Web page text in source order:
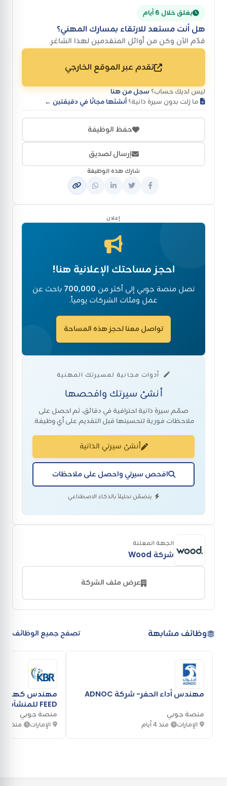
يغلق خلال 6 أيام
هل أنت مستعد للارتقاء بمسارك المهني؟
قدّم الآن وكن من أوائل المتقدمين لهذا الشاغر.
تقدم عبر الموقع الخارجي
ليس لديك حساب؟سجل من هنا
ما زلت بدون سيرة ذاتية؟ أنشئها مجانًا في دقيقتين ←
حفظ الوظيفة
إرسال لصديق
شارك هذه الوظيفة
إعلان
احجز مساحتك الإعلانية هنا!
تصل منصة جوبي إلى أكثر من 700,000 باحث عن
عمل ومئات الشركات يومياً.
تواصل معنا لحجز هذه المساحة
أدوات مجانية لمسيرتك المهنية
أنشئ سيرتك وافحصها
صمّم سيرة ذاتية احترافية في دقائق، ثم احصل على
ملاحظات فورية لتحسينها قبل التقديم على أي وظيفة.
أنشئ سيرتي الذاتية
افحص سيرتي واحصل على ملاحظات
يتضمّن تحليلاً بالذكاء الاصطناعي
الجهة المعلنة
شركة Wood
عرض ملف الشركة
وظائف مشابهة تصفح جميع الوظائف
مهندس أداء الحفر- شركة ADNOC
منصة جوبي
الإمارات منذ 4 أيام
مهندس
FEED للمنشآت البحرية- شركة KBR
منصة جوبي
الإمارات منذ